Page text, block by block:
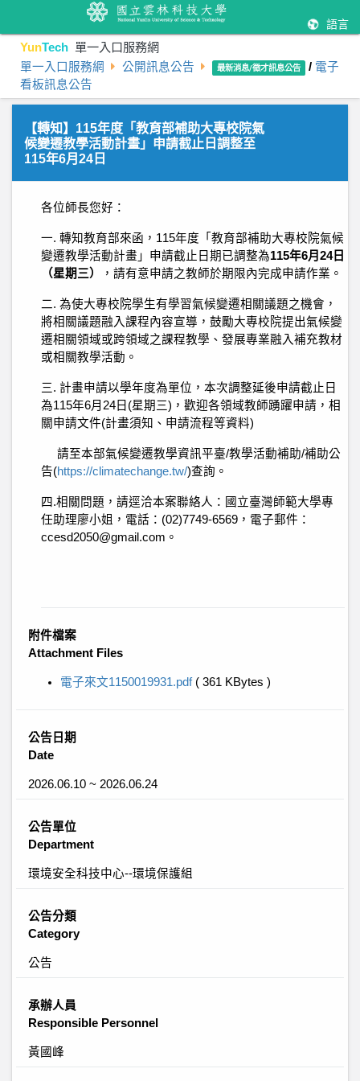
語言
YunTech 單一入口服務網
單一入口服務網 公開訊息公告 最新消息/徵才訊息公告 / 電子
看板訊息公告
【轉知】115年度「教育部補助大專校院氣
候變遷教學活動計畫」申請截止日調整至
115年6月24日
各位師長您好：
一. 轉知教育部來函，115年度「教育部補助大專校院氣候
變遷教學活動計畫」申請截止日期已調整為115年6月24日
（星期三）
，請有意申請之教師於期限內完成申請作業。
二. 為使大專校院學生有學習氣候變遷相關議題之機會，
將相關議題融入課程內容宣導，鼓勵大專校院提出氣候變
遷相關領域或跨領域之課程教學、發展專業融入補充教材
或相關教學活動。
三. 計畫申請以學年度為單位，本次調整延後申請截止日
為115年6月24日(星期三)，歡迎各領域教師踴躍申請，相
關申請文件(計畫須知、申請流程等資料)
請至本部氣候變遷教學資訊平臺/教學活動補助/補助公
告(https://climatechange.tw/)查詢。
四.相關問題，請逕洽本案聯絡人：國立臺灣師範大學專
任助理廖小姐，電話：(02)7749-6569，電子郵件：
ccesd2050@gmail.com。
附件檔案
Attachment Files
電子來文1150019931.pdf ( 361 KBytes )
公告日期
Date
2026.06.10 ~ 2026.06.24
公告單位
Department
環境安全科技中心--環境保護組
公告分類
Category
公告
承辦人員
Responsible Personnel
黃國峰